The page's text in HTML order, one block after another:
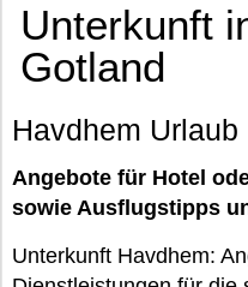
Unterkunft
Gotland
Havdhem Urlaub
Angebote für Hotel
sowie Ausflugstipps
Unterkunft Havdhem: